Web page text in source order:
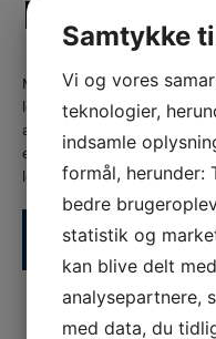
Få et
Målsætningen er at fremstå
leverer kvalitetsarbejde til
at overholde aftalte
eksistens og udvikling for
levere et stykke arbejde, der
+(45) 75 75
Samtykke
Vi og vores
teknologier,
indsamle
formål, herunder:
bedre
statistik og
kan blive delt
analysepartnere,
med data, du